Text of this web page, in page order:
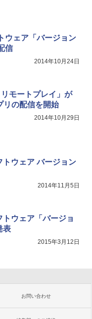
ウェア「バージョン
信
2014年10月24日
モートプレイ」が
リの配信を開始
2014年10月29日
トウェア バージョン
2014年11月5日
ウェア「バージョ
表
2015年3月12日
お問い合わせ